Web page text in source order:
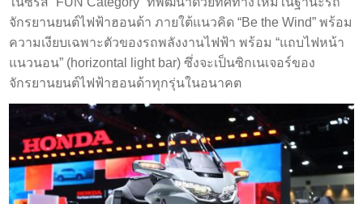
จักรยานยนต์ไฟฟ้าฮอนด้า ภายใต้แนวคิด “Be the Wind” พร้อม
ความเงียบเฉพาะตัวของรถพลังงานไฟฟ้า พร้อม “แถบไฟหน้า
แนวนอน” (horizontal light bar) ซึ่งจะเป็นซิกเนเจอร์ของ
จักรยานยนต์ไฟฟ้าฮอนด้าทุกรุ่นในอนาคต